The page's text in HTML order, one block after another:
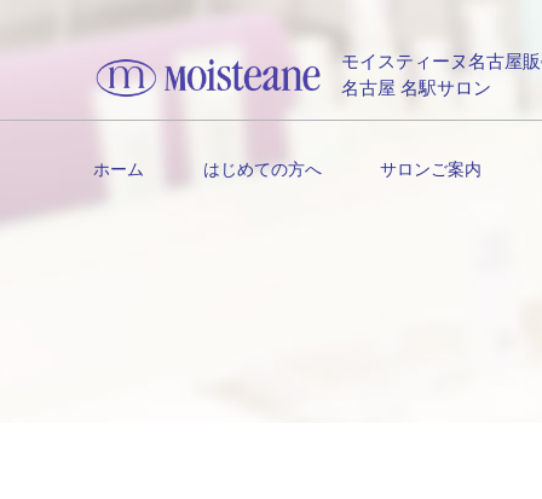
モイスティーヌ名古屋
名古屋 名駅サロン
ホーム はじめての方へ サロンご案内